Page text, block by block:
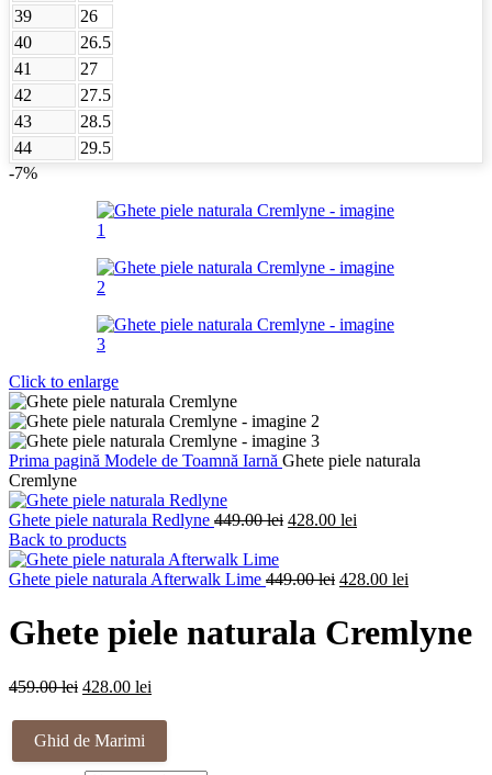
39
26
40
26.5
41
27
42
27.5
43
28.5
44
29.5
-7%
Click to enlarge
Prima pagină Modele de Toamnă Iarnă Ghete piele naturala
Cremlyne
Ghete piele naturala Redlyne 449.00lei Prețul
fost:
428.00 lei
428.00 lei.
Back to products
Ghete piele naturala Afterwalk Lime 449.00lei Prețul
a
fost:
428.00 lei
este:
428.00 lei.
Ghete piele naturala Cremlyne
459.00lei Prețul
a
fost:
459.00 lei.
428.00 lei
este:
Ghid de Marimi